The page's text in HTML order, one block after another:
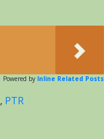
Powered by Inline Related Posts
, PTR